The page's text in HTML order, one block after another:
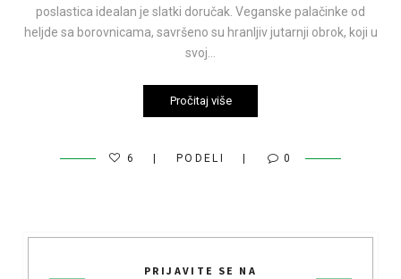
poslastica idealan je slatki doručak. Veganske palačinke od
heljde sa borovnicama, savršeno su hranljiv jutarnji obrok, koji u
svoj…
Pročitaj više
6 PODELI 0
PRIJAVITE SE NA